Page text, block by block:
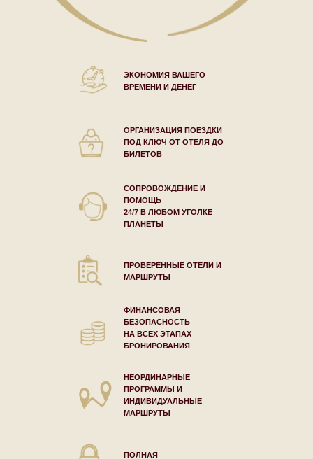
ЭКОНОМИЯ ВАШЕГО
ВРЕМЕНИ И ДЕНЕГ
ОРГАНИЗАЦИЯ ПОЕЗДКИ
ПОД КЛЮЧ ОТ ОТЕЛЯ ДО
БИЛЕТОВ
СОПРОВОЖДЕНИЕ И
ПОМОЩЬ
24/7 В ЛЮБОМ УГОЛКЕ
ПЛАНЕТЫ
ПРОВЕРЕННЫЕ ОТЕЛИ И
МАРШРУТЫ
ФИНАНСОВАЯ
БЕЗОПАСНОСТЬ
НА ВСЕХ ЭТАПАХ
БРОНИРОВАНИЯ
НЕОРДИНАРНЫЕ
ПРОГРАММЫ И
ИНДИВИДУАЛЬНЫЕ
МАРШРУТЫ
ПОЛНАЯ